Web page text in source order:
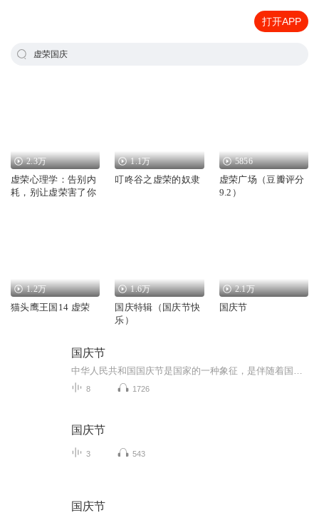
打开APP
虚荣国庆
2.3万
虚荣心理学：告别内
耗，别让虚荣害了你
1.1万
叮咚谷之虚荣的奴隶
5856
虚荣广场（豆瓣评分
9.2）
1.2万
猫头鹰王国14 虚荣
1.6万
国庆特辑（国庆节快
乐）
2.1万
国庆节
国庆节
8 1726
国庆节
3 543
国庆节